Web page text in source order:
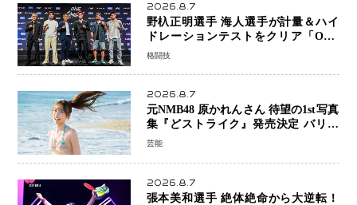
2026.8.7
野杁正明選手 海人選手が計量＆ハイ
ドレーションテストをクリア「ONE
SAMURAI 2」決戦へ万全の準備整う
格闘技
2026.8.7
元NMB48 原かれんさん 待望の1st写真
集『どストライク』発売決定 バリで
魅せる25歳の新境地
芸能
2026.8.7
張本美和選手 絶体絶命から大逆転！